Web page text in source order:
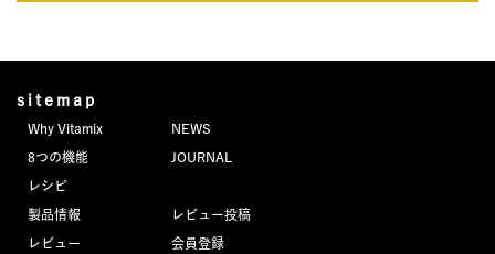
sitemap
Why Vitamix
8つの機能
レシピ
製品情報
レビュー
NEWS
JOURNAL
レビュー投稿
会員登録